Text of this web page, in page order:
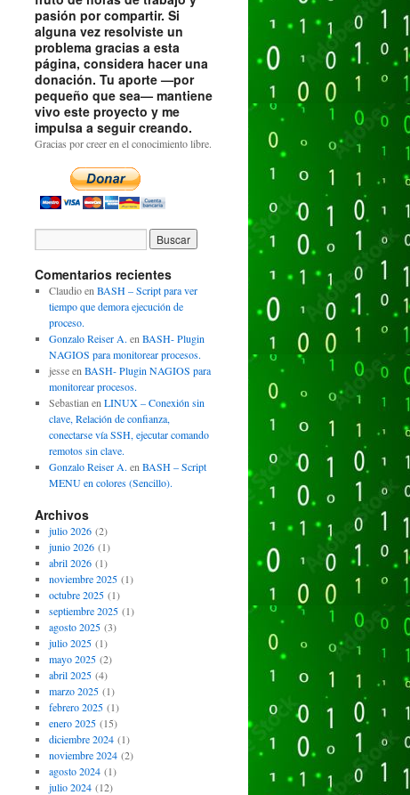
pasión por compartir. Si
alguna vez resolviste un
problema gracias a esta
página, considera hacer una
donación. Tu aporte —por
pequeño que sea— mantiene
vivo este proyecto y me
impulsa a seguir creando.
Gracias por creer en el conocimiento libre.
Comentarios recientes
Claudioen BASH – Script para ver
tiempo que demora ejecución de
proceso.
Gonzalo Reiser A. en BASH- Plugin
NAGIOS para monitorear procesos.
jesseen BASH- Plugin NAGIOS para
monitorear procesos.
Sebastian en LINUX – Conexión sin
clave, Relación de confianza,
conectarse vía SSH, ejecutar comando
remotos sin clave.
Gonzalo Reiser A. en BASH – Script
MENU en colores (Sencillo).
Archivos
julio 2026(2)
junio 2026(1)
abril 2026(1)
noviembre 2025(1)
octubre 2025(1)
septiembre 2025(1)
agosto 2025(3)
julio 2025(1)
mayo 2025(2)
abril 2025(4)
marzo 2025(1)
febrero 2025(1)
enero 2025(15)
diciembre 2024(1)
noviembre 2024(2)
agosto 2024(1)
julio 2024(12)